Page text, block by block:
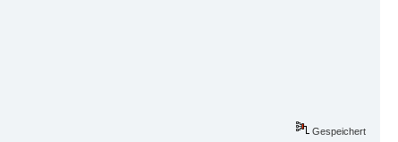
Gespeichert